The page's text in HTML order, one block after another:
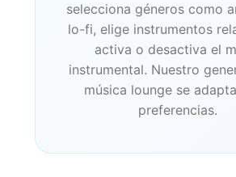
selecciona géneros como
lo-fi, elige instrumentos
activa o desactiva el
instrumental. Nuestro
música lounge se
preferencias.